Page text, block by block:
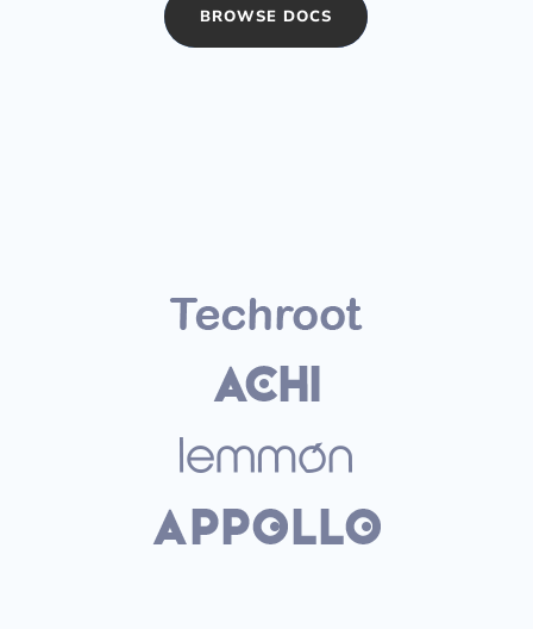
BROWSE DOCS